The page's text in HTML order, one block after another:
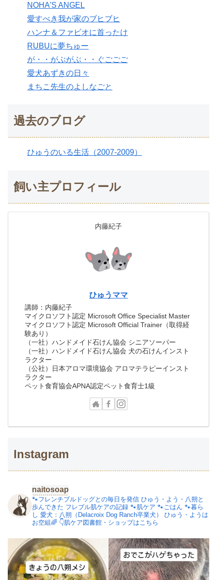
NOHA'S ANGEL
愛すべき我が家のブヒブヒ
ハンナ＆ファビオに首ったけ
RUBUに夢ちゅー
が・・がぶがぶ・・ぐごごご
愛犬あずきの日々
まちこ先生のよしなごと
過去のブログ
ひゅうのいる生活（2007-2009）
飼い主プロフィール
内藤紀子
ひゅうママ
講師：内藤紀子
マイクロソフト認定 Microsoft Office Specialist Master
マイクロソフト認定 Microsoft Official Trainer（取得経
験あり）
（一社）ハンドメイド石けん協会 シニアソーパー
（一社）ハンドメイド石けん協会 犬の石けんインスト
ラクター
（公社）日本アロマ環境協会 アロマテラピーインスト
ラクター
ペット食育協会APNA認定ペット食育士1級
Instagram
naitosoap
🐾フレンチブルドッグとの毎日を発信 ひゅう・よう・八朔と
歩んできた フレブル肌ケアの記録 🐾肌ケア 🐾ごはん 🐾暮ら
し 愛犬：八朔（Delacroix Dog Ranch卒業犬）
ひゅう・ようは
お空組🌈 👇肌ケア図書館・ショップはこちら